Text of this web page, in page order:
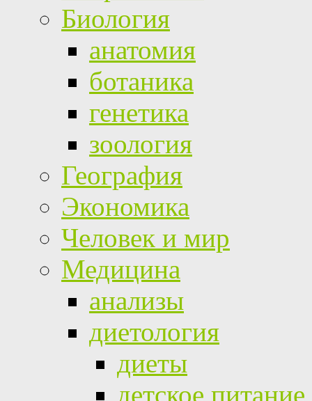
Биология
анатомия
ботаника
генетика
зоология
География
Экономика
Человек и мир
Медицина
анализы
диетология
диеты
детское питание